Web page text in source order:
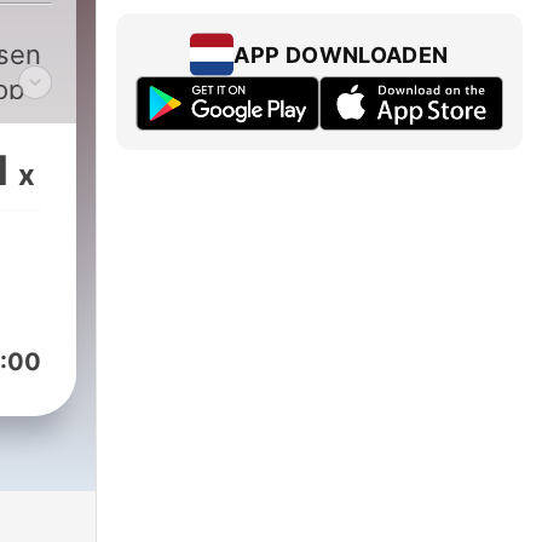
de
x
APP DOWNLOADEN